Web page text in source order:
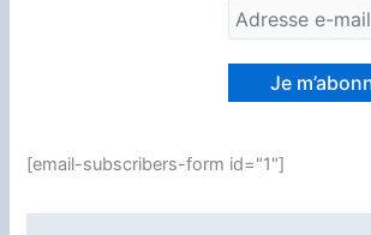
[email-subscribers-form id="1"]